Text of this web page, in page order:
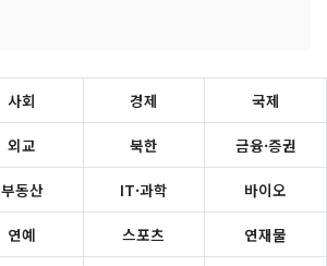
사회 경제 국제
외교 북한 금융·증권
부동산 IT·과학 바이오
연예 스포츠 연재물